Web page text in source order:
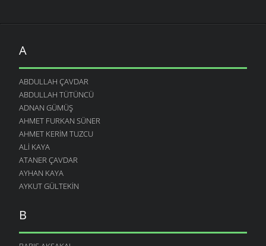
A
ABDULLAH ÇAVDAR
ABDULLAH TÜTÜNCÜ
ADNAN GÜMÜŞ
AHMET FURKAN SÜNER
AHMET KERIM TUZCU
ALI KAYA
ATANER ÇAVDAR
AYHAN KAYA
AYKUT GÜLTEKIN
B